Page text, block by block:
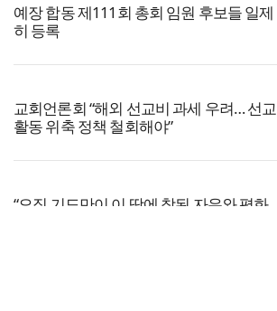
예장 합동 제111회 총회 임원 후보들 일제
히 등록
교회언론회 “해외 선교비 과세 우려… 선교
활동 위축 정책 철회해야”
“오직 기도만이 이 땅에 참된 자유와 평화